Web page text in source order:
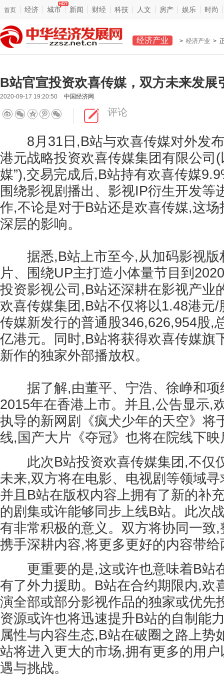
首页 经济 城市 新闻 财经 科技 人文 房产 娱乐 时尚
经济产业 > 经济产业 >
​B站官宣投资欢喜传媒，双方未来发展
2020-09-17 19:20:50 中国经济网
评论
8月31日,B站与欢喜传媒对外发布
港元战略投资欢喜传媒集团有限公司(
媒”),交易完成后,B站持有欢喜传媒
围绕影视剧播出、影视IP衍生开发等
作,不论是对于B站还是欢喜传媒,这
深层的影响。
据悉,B站上市至今,从加码影视版
片、围绕UP主打造小体量节目到
投资影视公司,B站还深耕在影视产业
欢喜传媒集团,B站不仅将以1.48港元
传媒新发行的普通股346,626,954股,
亿港元。同时,B站将获得欢喜传媒旗
新作的独家外部播放权。
据了解,由董平、宁浩、徐峥和项
2015年在香港上市。并且,公告显示,
执导的新网剧《疯犬少年的天空》将
线,国产大片《夺冠》也将在院线下
此次B站投资欢喜传媒集团,不仅
未来,双方将在电影、电视剧等领域
并且B站在版权内容上拥有了新的补
的剧集或许能够同步上线B站。此次
有非常积极的意义。双方将协同一致
携手深耕内容,将更多更好的内容带
更重要的是,这或许也意味着B站
有了外力援助。B站在合约期限内,欢
演全部或部分影视作品的独家或优先
资源或许也将迅速提升B站的自制能
属性与内容生态,B站在破圈之路上势
站将进入更大的市场,拥有更多的用
遇与挑战。